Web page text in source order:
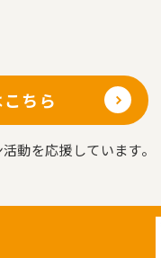
ちら
動を応援しています。